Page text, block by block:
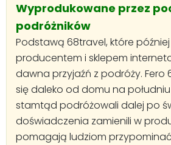
Wyprodukowane przez
podróżników
Podstawą 68travel, które później
producentem i sklepem
dawna przyjaźń z podróży. Fero
się daleko od domu na południu
stamtąd podróżowali dalej po
doświadczenia zamienili w
pomagają ludziom